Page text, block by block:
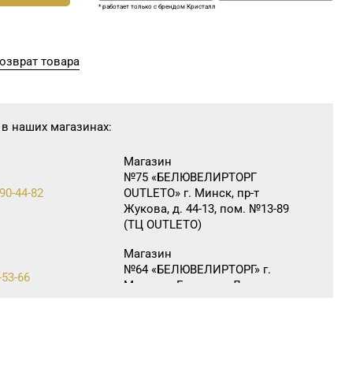
* работает только с брендом Кристалл
товара
наших магазинах:
44-82
Магазин
№75 «БЕЛЮВЕЛИРТОРГ
OUTLETO» г. Минск, пр-т
Жукова, д. 44-13, пом. №13-89
(ТЦ OUTLETO)
66
Магазин
№64 «БЕЛЮВЕЛИРТОРГ» г.
Марьина Горка, ул. Ленинская,